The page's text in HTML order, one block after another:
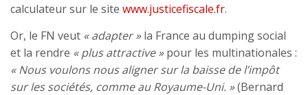
calculateur sur le site www.justicefiscale.fr.
Or, le FN veut « adapter »la France au dumping social
et la rendre « plus attractive »pour les multinationales :
« Nous voulons nous aligner sur la baisse de l’impôt
sur les sociétés, comme au Royaume-Uni. »(Bernard